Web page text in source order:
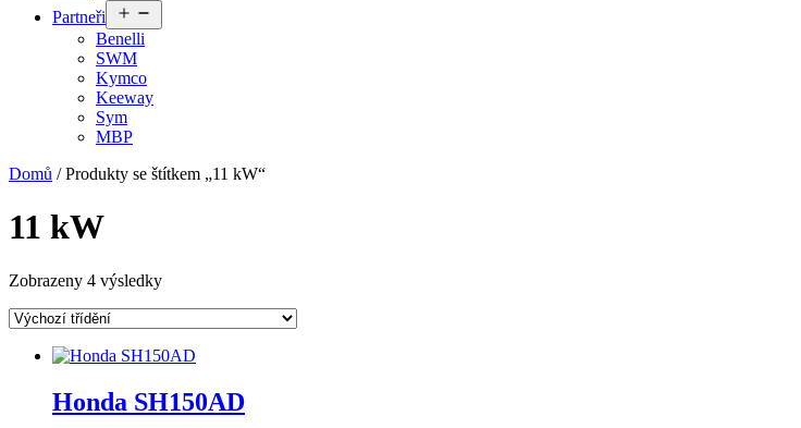
Partneři
menu
Benelli
SWM
Kymco
Keeway
Sym
MBP
Domů / Produkty se štítkem „11 kW“
11 kW
Zobrazeny 4 výsledky
Honda SH150AD